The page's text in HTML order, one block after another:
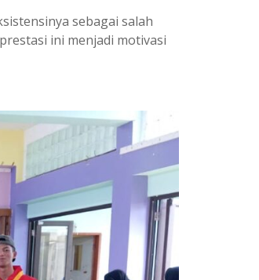
sebagai salah
ini menjadi motivasi